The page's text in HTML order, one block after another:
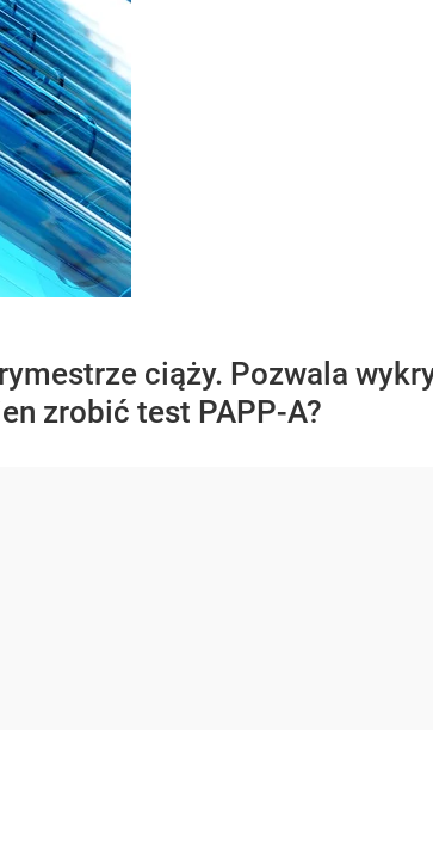
ciąży. Pozwala
zrobić test PAPP-A?